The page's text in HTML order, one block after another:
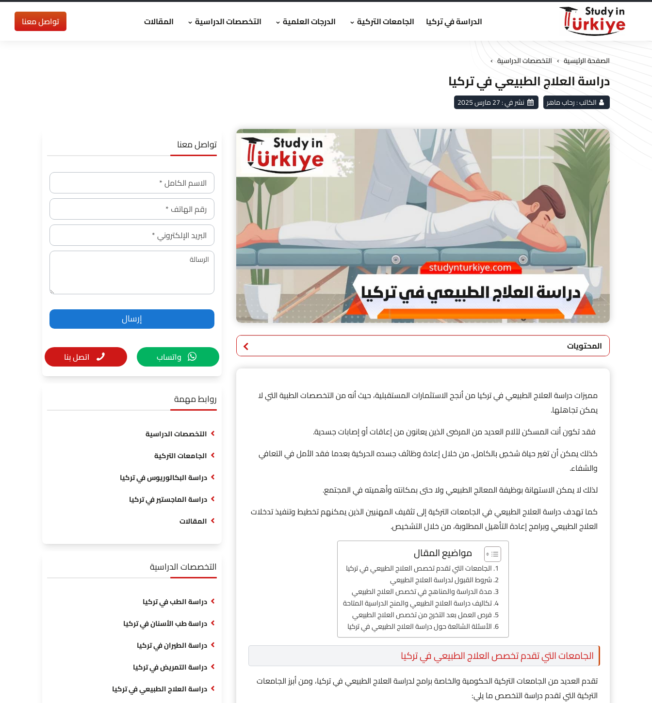
الدراسة في تركيا الجامعات التركية الدرجات العلمية التخصصات الدراسية المقالات تواصل معنا
الصفحة الرئيسية › التخصصات الدراسية ›
دراسة العلاج الطبيعي في تركيا
الكاتب :رحاب ماهر نشر في :27 مارس 2025
المحتويات
مميزات دراسة العلاج الطبيعي في تركيا من أنجح الاستثمارات المستقبلية، حيث أنه من التخصصات الطبية التي لا
يمكن تجاهلها.
فقد تكون أنت المسكن لآلام العديد من المرضى الذين يعانون من إعاقات أو إصابات جسدية.
كذلك يمكن أن تغير حياة شخصٍ بالكامل، من خلال إعادة وظائف جسده الحركية بعدما فقد الأمل في التعافي
والشفاء.
لذلك لا يمكن الاستهانة بوظيفة المعالج الطبيعي ولا حتى بمكانته وأهميته في المجتمع.
كما تهدف دراسة العلاج الطبيعي في الجامعات التركية إلى تثقيف المهنيين الذين يمكنهم تخطيط وتنفيذ تدخلات
العلاج الطبيعي وبرامج إعادة التأهيل المطلوبة، من خلال التشخيص.
مواضيع المقال
الجامعات التي تقدم تخصص العلاج الطبيعي في تركيا
شروط القبول لدراسة العلاج الطبيعي
مدة الدراسة والمناهج في تخصص العلاج الطبيعي
تكاليف دراسة العلاج الطبيعي والمنح الدراسية المتاحة
فرص العمل بعد التخرج من تخصص العلاج الطبيعي
الأسئلة الشائعة حول دراسة العلاج الطبيعي في تركيا
الجامعات التي تقدم تخصص العلاج الطبيعي في تركيا
تقدم العديد من الجامعات التركية الحكومية والخاصة برامج لدراسة العلاج الطبيعي في تركيا، ومن أبرز الجامعات
التركية التي تقدم دراسة التخصص ما يلي:
تواصل معنا
واتساب اتصل بنا
روابط مهمة
التخصصات الدراسية
الجامعات التركية
دراسة البكالوريوس في تركيا
دراسة الماجستير في تركيا
المقالات
التخصصات الدراسية
دراسة الطب في تركيا
دراسة طب الأسنان في تركيا
دراسة الطيران في تركيا
دراسة التمريض في تركيا
دراسة العلاج الطبيعي في تركيا